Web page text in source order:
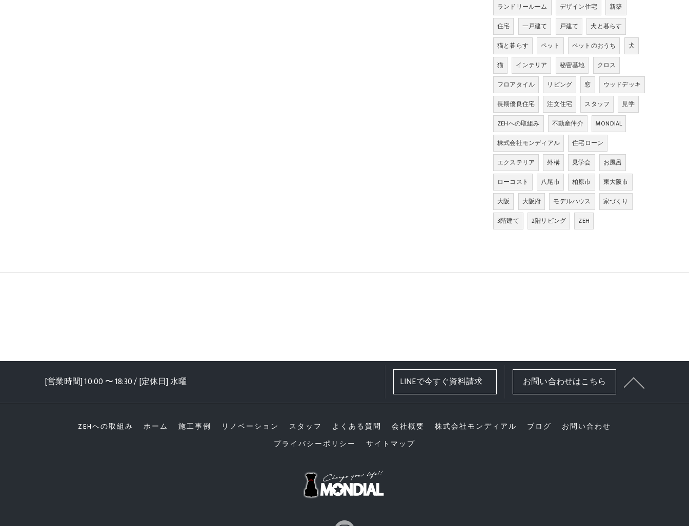
ランドリールーム
デザイン住宅
新築
住宅
一戸建て 戸建て
犬と暮らす
猫と暮らす
ペット ペットのおうち
犬
猫
インテリア 秘密基地
クロス
フロアタイル
リビング 窓
ウッドデッキ
長期優良住宅
注文住宅 スタッフ
見学
ZEHへの取組み
不動産仲介
MONDIAL
株式会社モンディアル
住宅ローン
エクステリア
外構 見学会
お風呂
ローコスト
八尾市 柏原市
東大阪市
大阪
大阪府 モデルハウス
家づくり
3階建て
2階リビング ZEH
[営業時間] 10:00 〜 18:30 / [定休日] 水曜 LINEで今すぐ資料請求 お問い合わせはこちら
ZEHへの取組み ホーム 施工事例 リノベーション スタッフ よくある質問 会社概要 株式会社モンディアル ブログ
お問い合わせ
プライバシーポリシー
サイトマップ